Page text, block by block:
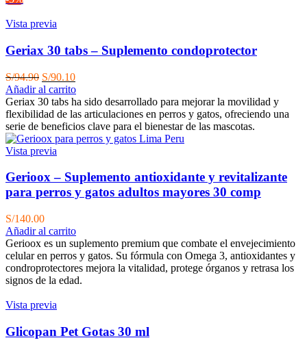
Vista previa
Geriax 30 tabs – Suplemento condoprotector
S/94.90 El
precio
original
era:
S/94.90.
S/90.10El
precio
actual
es:
S/90.10.
Añadir al carrito
Geriax 30 tabs ha sido desarrollado para mejorar la movilidad y
flexibilidad de las articulaciones en perros y gatos, ofreciendo una
serie de beneficios clave para el bienestar de las mascotas.
Vista previa
Gerioox – Suplemento antioxidante y revitalizante
para perros y gatos adultos mayores 30 comp
S/140.00
Añadir al carrito
Gerioox es un suplemento premium que combate el envejecimiento
celular en perros y gatos. Su fórmula con Omega 3, antioxidantes y
condroprotectores mejora la vitalidad, protege órganos y retrasa los
signos de la edad.
Vista previa
Glicopan Pet Gotas 30 ml